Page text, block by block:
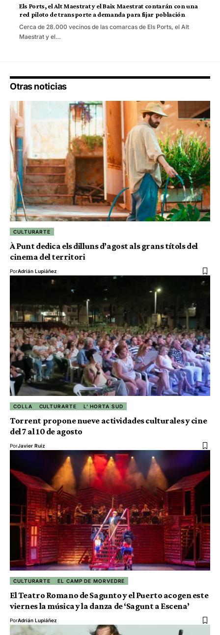
Els Ports, el Alt Maestrat y el Baix Maestrat contarán con una
red piloto de transporte a demanda para fijar población
Cerca de 28.000 vecinos de las comarcas de Els Ports, el Alt
Maestrat y el…
Otras noticias
CULTURARTE
À Punt dedica els dilluns d’agost als grans títols del
cinema del territori
PorAdrián Lupiáñez
COLLA CULTURARTE L' HORTA SUD
Torrent propone nueve actividades culturales y cine
del 7 al 10 de agosto
PorJavier Ruiz
CULTURARTE EL CAMP DE MORVEDRE
El Teatro Romano de Sagunto y el Puerto acogen este
viernes la música y la danza de ‘Sagunt a Escena’
PorAdrián Lupiáñez